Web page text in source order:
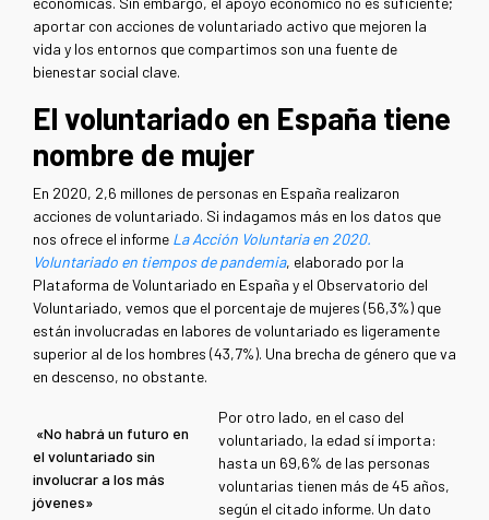
aportar con acciones de voluntariado activo que mejoren la
vida y los entornos que compartimos son una fuente de
bienestar social clave.
El voluntariado en España tiene
nombre de mujer
En 2020, 2,6 millones de personas en España realizaron
acciones de voluntariado. Si indagamos más en los datos que
nos ofrece el informe La Acción Voluntaria en 2020.
Voluntariado en tiempos de pandemia, elaborado por la
Plataforma de Voluntariado en España y el Observatorio del
Voluntariado, vemos que el porcentaje de mujeres (56,3%) que
están involucradas en labores de voluntariado es ligeramente
superior al de los hombres (43,7%). Una brecha de género que va
en descenso, no obstante.
«No habrá un futuro en
el voluntariado sin
involucrar a los más
jóvenes»
Por otro lado, en el caso del
voluntariado, la edad sí importa:
hasta un 69,6% de las personas
voluntarias tienen más de 45 años,
según el citado informe. Un dato